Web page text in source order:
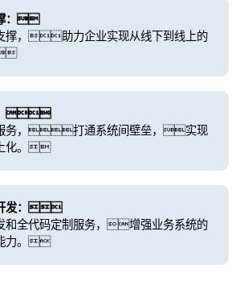
：
撑，助力企业实现从线下到线上的

：
务，打通系统间壁垒，实现
化。
开发：
和全代码定制服务，增强业务系统的
力。